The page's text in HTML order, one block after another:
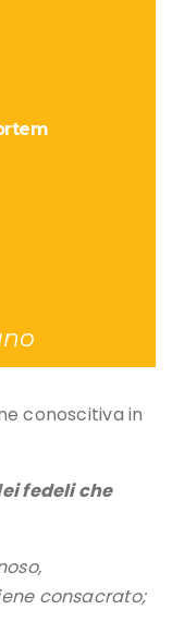
conoscitiva in
fedeli che
consacrato;